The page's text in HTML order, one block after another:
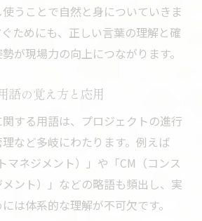
うことで自然と身についていきま
ためにも、正しい言葉の理解と確
が現場力の向上につながります。
語の覚え方と応用
する用語は、プロジェクトの進行
など多岐にわたります。例えば
マネジメント）」や「CM（コンス
ント）」などの略語も頻出し、実
は体系的な理解が不可欠です。